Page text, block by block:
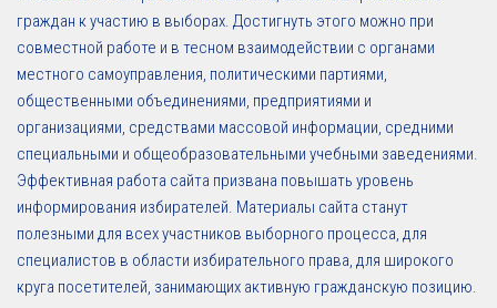
граждан к участию в выборах. Достигнуть этого можно при
совместной работе и в тесном взаимодействии с органами
местного самоуправления, политическими партиями,
общественными объединениями, предприятиями и
организациями, средствами массовой информации, средними
специальными и общеобразовательными учебными заведениями.
Эффективная работа сайта призвана повышать уровень
информирования избирателей. Материалы сайта станут
полезными для всех участников выборного процесса, для
специалистов в области избирательного права, для широкого
круга посетителей, занимающих активную гражданскую позицию.